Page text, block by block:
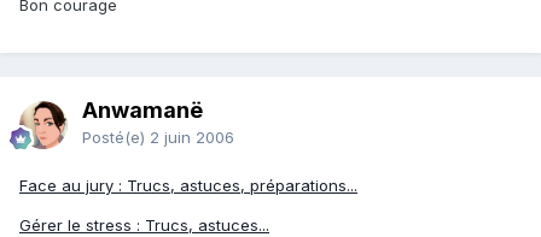
Bon courage
Anwamanë
Posté(e) 2 juin 2006
Face au jury : Trucs, astuces, préparations...
Gérer le stress : Trucs, astuces...